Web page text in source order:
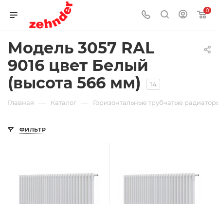
0
Модель 3057 RAL
9016 цвет Белый
(высота 566 мм)
14
Главная — Каталог — Горизонтальные трубчатые
ФИЛЬТР